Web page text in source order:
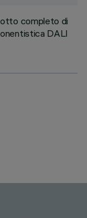
completo di
DALI